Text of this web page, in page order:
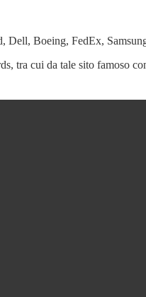
Boeing, FedEx,
tra cui da tale sito famoso